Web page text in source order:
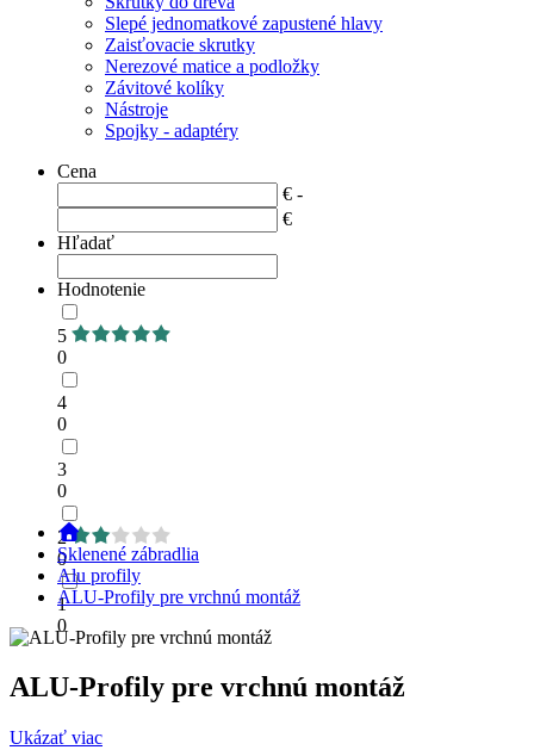
Slepé jednomatkové zapustené hlavy
Zaisťovacie skrutky
Nerezové matice a podložky
Závitové kolíky
Nástroje
Spojky - adaptéry
Cena
€ -
€
Hľadať
Hodnotenie
5
0
4
0
3
0
2
0
1
0
Sklenené zábradlia
Alu profily
ALU-Profily pre vrchnú montáž
ALU-Profily pre vrchnú montáž
Ukázať viac